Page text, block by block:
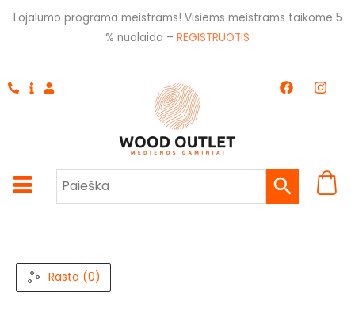
Pereiti
Lojalumo programa meistrams! Visiems meistrams taikome 5
% nuolaida – REGISTRUOTIS
F
a
k
I
n
a
m
Rasta (0)